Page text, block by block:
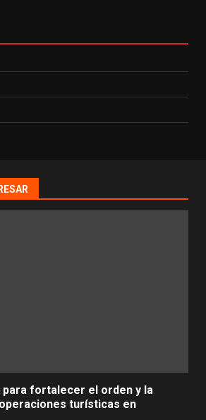
para fortalecer el orden y la
turísticas en